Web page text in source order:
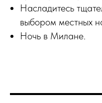
Насладитесь
выбором местных
Ночь в Милане.